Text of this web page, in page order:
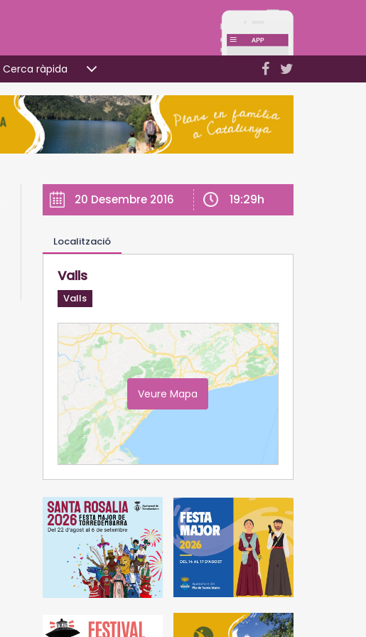
Cerca ràpida
20 Desembre 2016 19:29h
Localització
Valls
Valls
Veure Mapa